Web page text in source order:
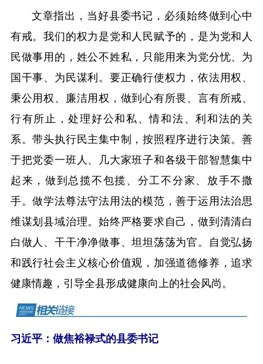
文章指出，当好县委书记，必须始终做到心中
有戒。我们的权力是党和人民赋予的，是为党和人
民做事用的，姓公不姓私，只能用来为党分忧、为
国干事、为民谋利。要正确行使权力，依法用权、
秉公用权、廉洁用权，做到心有所畏、言有所戒、
行有所止，处理好公和私、情和法、利和法的关
系。带头执行民主集中制，按照程序进行决策。善
于把党委一班人、几大家班子和各级干部智慧集中
起来，做到总揽不包揽、分工不分家、放手不撒
手。做学法尊法守法用法的模范，善于运用法治思
维谋划县域治理。始终严格要求自己，做到清清白
白做人、干干净净做事、坦坦荡荡为官。自觉弘扬
和践行社会主义核心价值观，加强道德修养，追求
健康情趣，引导全县形成健康向上的社会风尚。
习近平：做焦裕禄式的县委书记